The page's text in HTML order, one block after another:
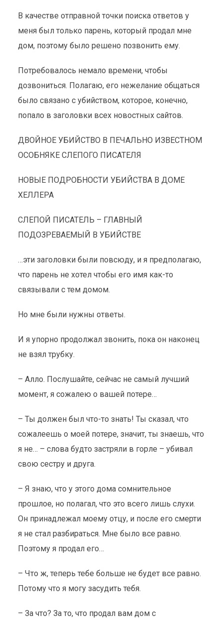
В качестве отправной точки поиска ответов у
меня был только парень, который продал мне
дом, поэтому было решено позвонить ему.
Потребовалось немало времени, чтобы
дозвониться. Полагаю, его нежелание общаться
было связано с убийством, которое, конечно,
попало в заголовки всех новостных сайтов.
ДВОЙНОЕ УБИЙСТВО В ПЕЧАЛЬНО ИЗВЕСТНОМ
ОСОБНЯКЕ СЛЕПОГО ПИСАТЕЛЯ
НОВЫЕ ПОДРОБНОСТИ УБИЙСТВА В ДОМЕ
ХЕЛЛЕРА
СЛЕПОЙ ПИСАТЕЛЬ – ГЛАВНЫЙ
ПОДОЗРЕВАЕМЫЙ В УБИЙСТВЕ
…эти заголовки были повсюду, и я предполагаю,
что парень не хотел чтобы его имя как-то
связывали с тем домом.
Но мне были нужны ответы.
И я упорно продолжал звонить, пока он наконец
не взял трубку.
– Алло. Послушайте, сейчас не самый лучший
момент, я сожалею о вашей потере…
– Ты должен был что-то знать! Ты сказал, что
сожалеешь о моей потере, значит, ты знаешь, что
я не… – слова будто застряли в горле – убивал
свою сестру и друга.
– Я знаю, что у этого дома сомнительное
прошлое, но полагал, что это всего лишь слухи.
Он принадлежал моему отцу, и после его смерти
я не стал разбираться. Мне было все равно.
Поэтому я продал его…
– Что ж, теперь тебе больше не будет все равно.
Потому что я могу засудить тебя.
– За что? За то, что продал вам дом с